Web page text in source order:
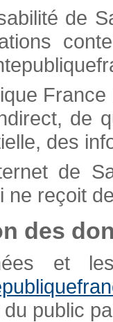
de
de
des
de
ne reçoit
des
et
public